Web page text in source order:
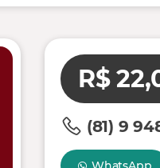
R$
(81) 9